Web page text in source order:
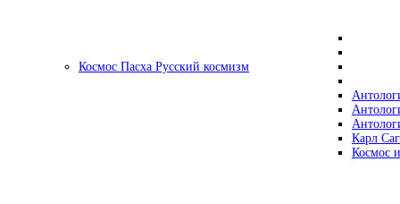
Космос Пасха Русский космизм
Карл
Космос